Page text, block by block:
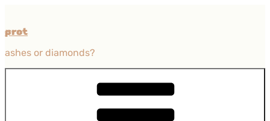
treści
prot
ashes or diamonds?